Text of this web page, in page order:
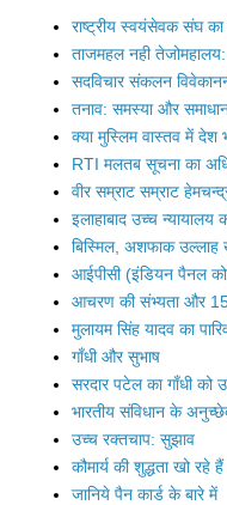
राष्ट्रीय स्वयंसेवक संघ
ताजमहल नही
सदविचार संकलन
तनाव: समस्या और
क्या मुस्लिम वास्तव में
RTI मलतब सूचना का
वीर सम्राट सम्राट
इलाहाबाद उच्च न्यायालय
बिस्मिल, अशफाक उल्लाह
आईपीसी (इंडियन पैनल
आचरण की संभ्यता और
मुलायम सिंह यादव का
गाँधी और सुभाष
सरदार पटेल का गाँधी को
भारतीय संविधान के
उच्च रक्तचाप: सुझाव
कौमार्य की शुद्धता खो रहे
जानिये पैन कार्ड के बारे में